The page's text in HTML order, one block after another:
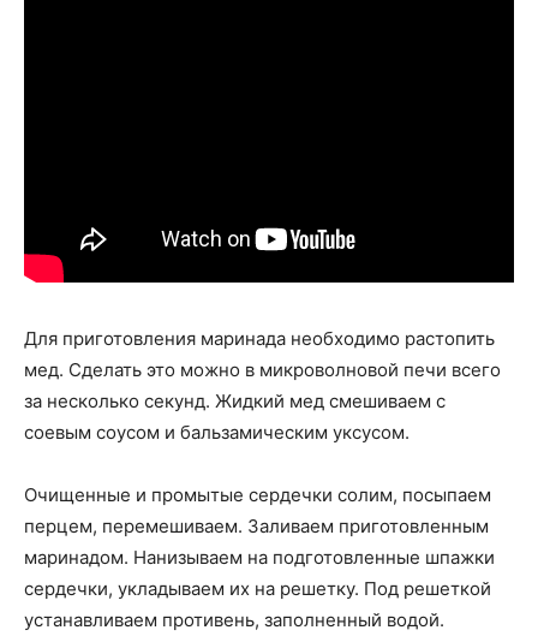
Для приготовления маринада необходимо растопить
мед. Сделать это можно в микроволновой печи всего
за несколько секунд. Жидкий мед смешиваем с
соевым соусом и бальзамическим уксусом.
Очищенные и промытые сердечки солим, посыпаем
перцем, перемешиваем. Заливаем приготовленным
маринадом. Нанизываем на подготовленные шпажки
сердечки, укладываем их на решетку. Под решеткой
устанавливаем противень, заполненный водой.